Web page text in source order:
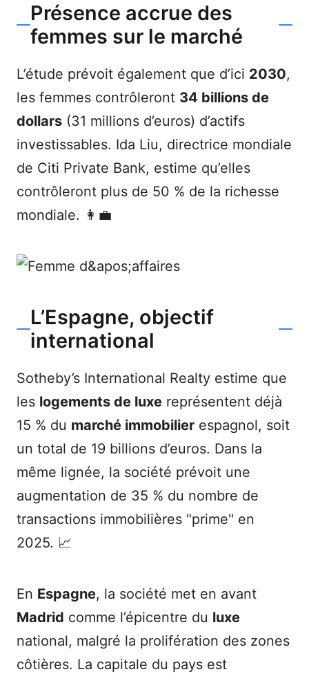
Présence accrue des
femmes sur le marché
L’étude prévoit également que d’ici 2030,
les femmes contrôleront 34 billions de
dollars (31 millions d’euros) d’actifs
investissables. Ida Liu, directrice mondiale
de Citi Private Bank, estime qu’elles
contrôleront plus de 50 % de la richesse
mondiale. 👩‍💼
L’Espagne, objectif
international
Sotheby’s International Realty estime que
les logements de luxe représentent déjà
15 % du marché immobilier espagnol, soit
un total de 19 billions d’euros. Dans la
même lignée, la société prévoit une
augmentation de 35 % du nombre de
transactions immobilières "prime" en
2025. 📈
En Espagne, la société met en avant
Madrid comme l’épicentre du luxe
national, malgré la prolifération des zones
côtières. La capitale du pays est